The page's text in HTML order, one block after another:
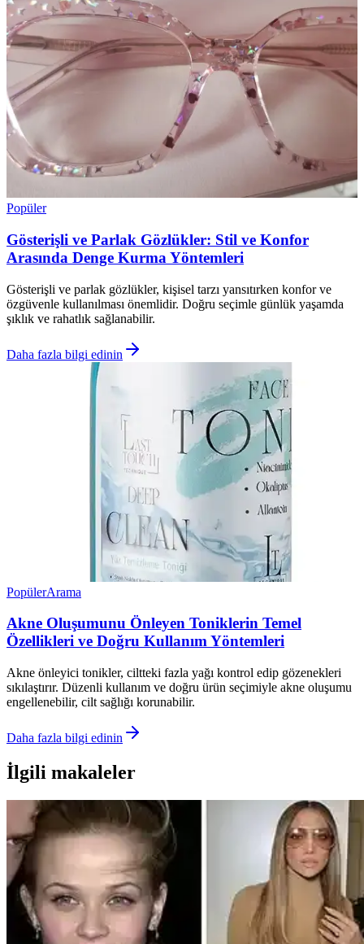
Popüler
Gösterişli ve Parlak Gözlükler: Stil ve Konfor
Arasında Denge Kurma Yöntemleri
Gösterişli ve parlak gözlükler, kişisel tarzı yansıtırken konfor ve
özgüvenle kullanılması önemlidir. Doğru seçimle günlük yaşamda
şıklık ve rahatlık sağlanabilir.
Daha fazla bilgi edinin
PopülerArama
Akne Oluşumunu Önleyen Toniklerin Temel
Özellikleri ve Doğru Kullanım Yöntemleri
Akne önleyici tonikler, ciltteki fazla yağı kontrol edip gözenekleri
sıkılaştırır. Düzenli kullanım ve doğru ürün seçimiyle akne oluşumu
engellenebilir, cilt sağlığı korunabilir.
Daha fazla bilgi edinin
İlgili makaleler